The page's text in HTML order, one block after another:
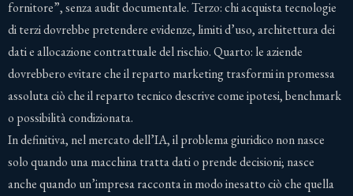
fornitore”, senza audit documentale. Terzo: chi acquista tecnologie
di terzi dovrebbe pretendere evidenze, limiti d’uso, architettura dei
dati e allocazione contrattuale del rischio. Quarto: le aziende
dovrebbero evitare che il reparto marketing trasformi in promessa
assoluta ciò che il reparto tecnico descrive come ipotesi, benchmark
o possibilità condizionata.
In definitiva, nel mercato dell’IA, il problema giuridico non nasce
solo quando una macchina tratta dati o prende decisioni; nasce
anche quando un’impresa racconta in modo inesatto ciò che quella